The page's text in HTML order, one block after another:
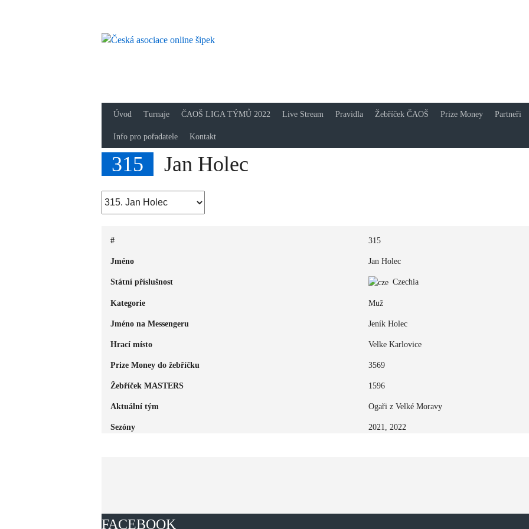
Úvod Turnaje ČAOŠ LIGA TÝMŮ 2022 Live Stream Pravidla Žebříček ČAOŠ Prize Money Partneři
Info pro pořadatele Kontakt
315 Jan Holec
# 315
Jméno Jan Holec
Státní příslušnost Czechia
Kategorie Muž
Jméno na Messengeru Jeník Holec
Hrací místo Velke Karlovice
Prize Money do žebříčku 3569
Žebříček MASTERS 1596
Aktuální tým Ogaři z Velké Moravy
Sezóny 2021, 2022
FACEBOOK